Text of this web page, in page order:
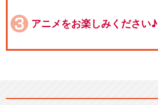
アニメをお楽しみください♪